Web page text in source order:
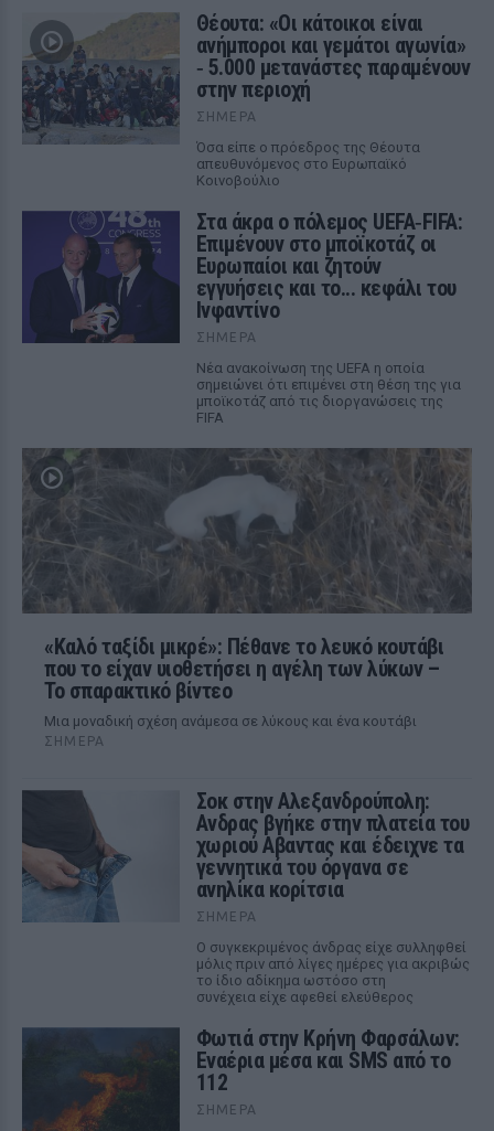
Θέουτα: «Οι κάτοικοι είναι
ανήμποροι και γεμάτοι αγωνία»
‑ 5.000 μετανάστες παραμένουν
στην περιοχή
ΣΉΜΕΡΑ
Όσα είπε ο πρόεδρος της Θέουτα
απευθυνόμενος στο Ευρωπαϊκό
Κοινοβούλιο
Στα άκρα ο πόλεμος UEFA‑FIFA:
Επιμένουν στο μποϊκοτάζ οι
Ευρωπαίοι και ζητούν
εγγυήσεις και το... κεφάλι του
Ινφαντίνο
ΣΉΜΕΡΑ
Νέα ανακοίνωση της UEFA η οποία
σημειώνει ότι επιμένει στη θέση της για
μποϊκοτάζ από τις διοργανώσεις της
FIFA
«Καλό ταξίδι μικρέ»: Πέθανε το λευκό κουτάβι
που το είχαν υιοθετήσει η αγέλη των λύκων –
Το σπαρακτικό βίντεο
Μια μοναδική σχέση ανάμεσα σε λύκους και ένα κουτάβι
ΣΉΜΕΡΑ
Σοκ στην Αλεξανδρούπολη:
Ανδρας βγήκε στην πλατεία του
χωριού Αβαντας και έδειχνε τα
γεννητικά του όργανα σε
ανηλίκα κορίτσια
ΣΉΜΕΡΑ
Ο συγκεκριμένος άνδρας είχε συλληφθεί
μόλις πριν από λίγες ημέρες για ακριβώς
το ίδιο αδίκημα ωστόσο στη
συνέχεια είχε αφεθεί ελεύθερος
Φωτιά στην Κρήνη Φαρσάλων:
Εναέρια μέσα και SMS από το
112
ΣΉΜΕΡΑ